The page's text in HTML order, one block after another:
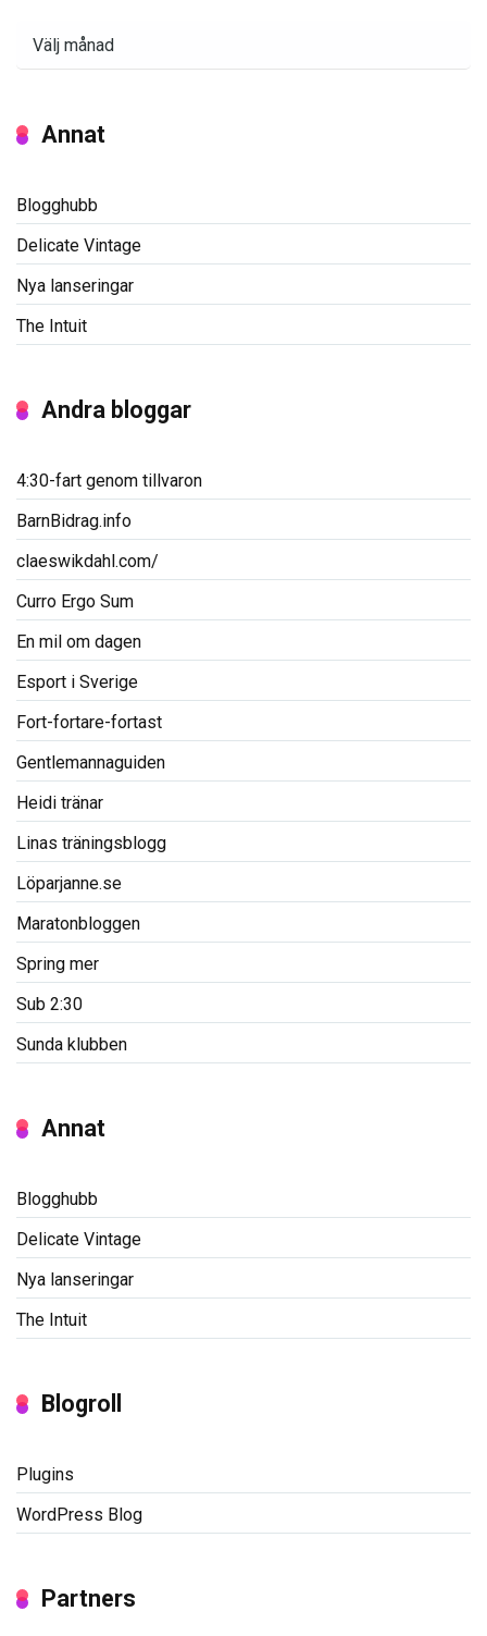
Annat
Blogghubb
Delicate Vintage
Nya lanseringar
The Intuit
Andra bloggar
4:30-fart genom tillvaron
BarnBidrag.info
claeswikdahl.com/
Curro Ergo Sum
En mil om dagen
Esport i Sverige
Fort-fortare-fortast
Gentlemannaguiden
Heidi tränar
Linas träningsblogg
Löparjanne.se
Maratonbloggen
Spring mer
Sub 2:30
Sunda klubben
Annat
Blogghubb
Delicate Vintage
Nya lanseringar
The Intuit
Blogroll
Plugins
WordPress Blog
Partners